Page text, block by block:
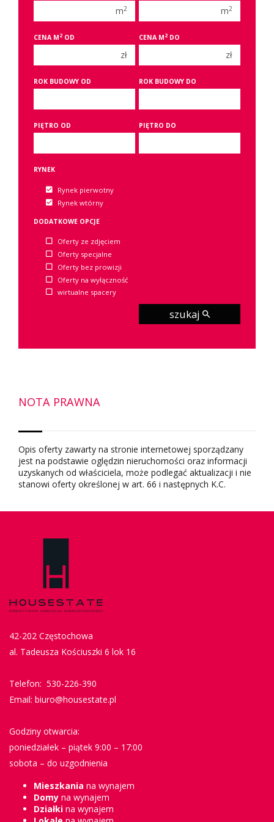
2 pokoje
3 pokoje
4 pokoje
6 pokoi
2 pokoje
3 pokoje
4 pokoje
6 pokoi
m2 m2
CENA M 2 OD
zł
CENA M 2 DO
zł
ROK BUDOWY OD ROK BUDOWY DO
PIĘTRO OD PIĘTRO DO
RYNEK
Rynek pierwotny
Rynek wtórny
DODATKOWE OPCJE
Oferty ze zdjęciem
Oferty specjalne
Oferty bez prowizji
Oferty na wyłączność
wirtualne spacery
szukaj
NOTA PRAWNA
Opis oferty zawarty na stronie internetowej sporządzany
jest na podstawie oględzin nieruchomości oraz informacji
uzyskanych od właściciela, może podlegać aktualizacji i nie
stanowi oferty określonej w art. 66 i następnych K.C.
42-202 Częstochowa
al. Tadeusza Kościuszki 6 lok 16
Telefon: 530-226-390
Email: biuro@housestate.pl
Godziny otwarcia:
poniedziałek – piątek 9:00 – 17:00
sobota – do uzgodnienia
Mieszkania na wynajem
Domy na wynajem
Działki na wynajem